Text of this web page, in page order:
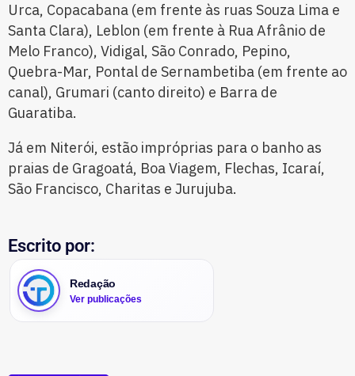
Urca, Copacabana (em frente às ruas Souza Lima e
Santa Clara), Leblon (em frente à Rua Afrânio de
Melo Franco), Vidigal, São Conrado, Pepino,
Quebra-Mar, Pontal de Sernambetiba (em frente ao
canal), Grumari (canto direito) e Barra de
Guaratiba.
Já em Niterói, estão impróprias para o banho as
praias de Gragoatá, Boa Viagem, Flechas, Icaraí,
São Francisco, Charitas e Jurujuba.
Escrito por:
Redação
Ver publicações